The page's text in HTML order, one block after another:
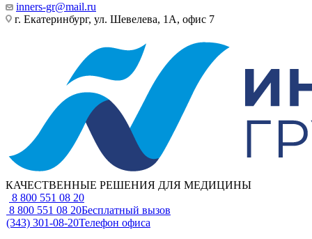
inners-gr@mail.ru
г. Екатеринбург, ул. Шевелева, 1А, офис 7
КАЧЕСТВЕННЫЕ РЕШЕНИЯ ДЛЯ МЕДИЦИНЫ
8 800 551 08 20
8 800 551 08 20Бесплатный вызов
(343) 301-08-20Телефон офиса